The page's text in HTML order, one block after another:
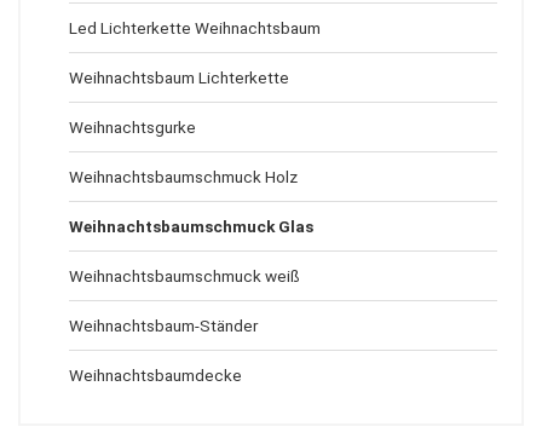
Led Lichterkette Weihnachtsbaum
Weihnachtsbaum Lichterkette
Weihnachtsgurke
Weihnachtsbaumschmuck Holz
Weihnachtsbaumschmuck Glas
Weihnachtsbaumschmuck weiß
Weihnachtsbaum-Ständer
Weihnachtsbaumdecke